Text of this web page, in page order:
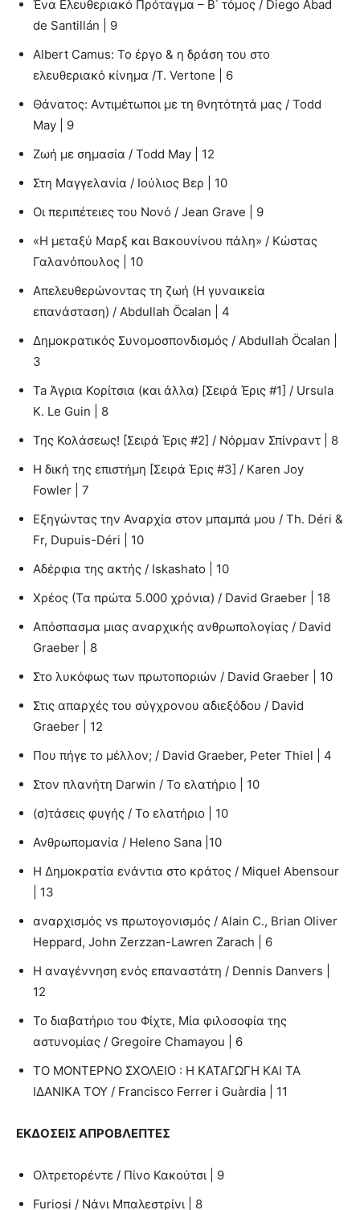
Ένα Ελευθεριακό Πρόταγμα – Β΄ τόμος / Diego Abad
de Santillán | 9
Albert Camus: Το έργο & η δράση του στο
ελευθεριακό κίνημα /T. Vertone | 6
Θάνατος: Αντιμέτωποι με τη θνητότητά μας / Todd
May | 9
Ζωή με σημασία / Todd May | 12
Στη Μαγγελανία / Ιούλιος Βερ | 10
Οι περιπέτειες του Νονό / Jean Grave | 9
«Η μεταξύ Μαρξ και Βακουνίνου πάλη» / Κώστας
Γαλανόπουλος | 10
Απελευθερώνοντας τη ζωή (Η γυναικεία
επανάσταση) / Abdullah Öcalan | 4
Δημοκρατικός Συνομοσπονδισμός / Abdullah Öcalan |
3
Ta Άγρια Κορίτσια (και άλλα) [Σειρά Έρις #1] / Ursula
K. Le Guin | 8
Της Κολάσεως! [Σειρά Έρις #2] / Νόρμαν Σπίνραντ | 8
Η δική της επιστήμη [Σειρά Έρις #3] / Karen Joy
Fowler | 7
Εξηγώντας την Αναρχία στον μπαμπά μου / Th. Déri &
Fr, Dupuis-Déri | 10
Αδέρφια της ακτής / Iskashato | 10
Χρέος (Τα πρώτα 5.000 χρόνια) / David Graeber | 18
Απόσπασμα μιας αναρχικής ανθρωπολογίας / David
Graeber | 8
Στο λυκόφως των πρωτοποριών / David Graeber | 10
Στις απαρχές του σύγχρονου αδιεξόδου / David
Graeber | 12
Που πήγε το μέλλον; / David Graeber, Peter Thiel | 4
Στον πλανήτη Darwin / Το ελατήριο | 10
(σ)τάσεις φυγής / Το ελατήριο | 10
Ανθρωπομανία / Heleno Sana |10
Η Δημοκρατία ενάντια στο κράτος / Miquel Abensour
| 13
αναρχισμός vs πρωτογονισμός / Alain C., Brian Oliver
Heppard, John Zerzzan-Lawren Zarach | 6
Η αναγέννηση ενός επαναστάτη / Dennis Danvers |
12
Το διαβατήριο του Φίχτε, Μία φιλοσοφία της
αστυνομίας / Gregoire Chamayou | 6
ΤΟ ΜΟΝΤΕΡΝΟ ΣΧΟΛΕΙΟ : Η ΚΑΤΑΓΩΓΗ ΚΑΙ ΤΑ
ΙΔΑΝΙΚΑ ΤΟΥ / Francisco Ferrer i Guàrdia | 11
ΕΚΔΟΣΕΙΣ ΑΠΡΟΒΛΕΠΤΕΣ
Ολτρετορέντε / Πίνο Κακούτσι | 9
Furiosi / Νάνι Μπαλεστρίνι | 8